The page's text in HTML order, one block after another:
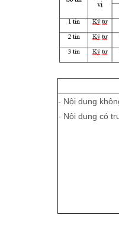
- Nội dung
- Nội dung có